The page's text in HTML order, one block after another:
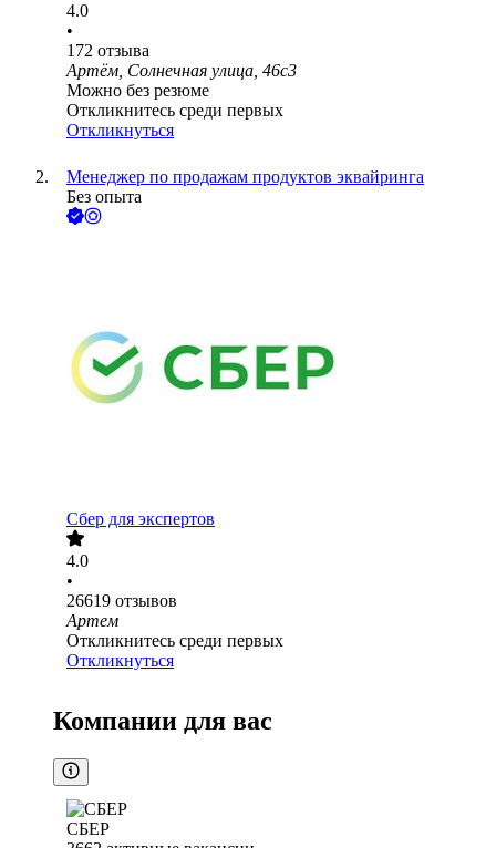
4.0
•
172 отзыва
Артём, Солнечная улица, 46с3
Можно без резюме
Откликнитесь среди первых
Откликнуться
Менеджер по продажам продуктов эквайринга
Без опыта
Сбер для экспертов
4.0
•
26619 отзывов
Артем
Откликнитесь среди первых
Откликнуться
Компании для вас
СБЕР